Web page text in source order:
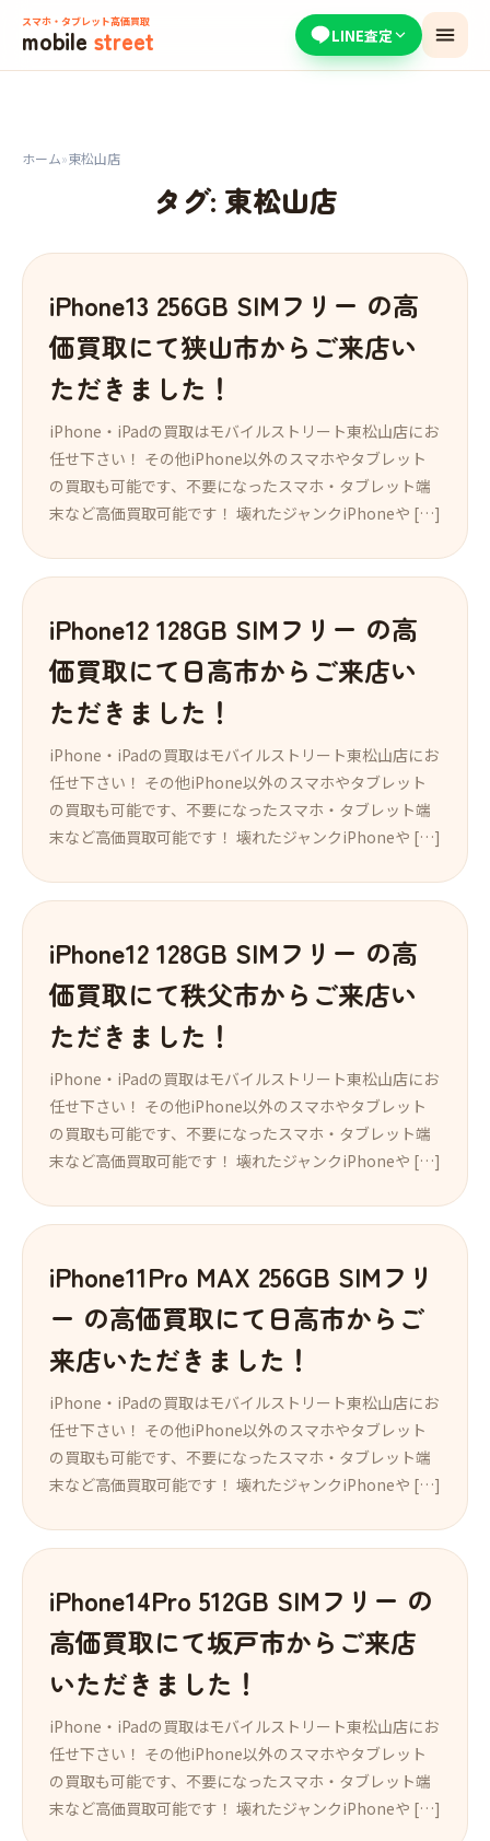
スマホ・タブレット高価買取
mobile street LINE査定
ホーム»東松山店
タグ: 東松山店
iPhone13 256GB SIMフリー の高
価買取にて狭山市からご来店い
ただきました！
iPhone・iPadの買取はモバイルストリート東松山店にお
任せ下さい！ その他iPhone以外のスマホやタブレット
の買取も可能です、不要になったスマホ・タブレット端
末など高価買取可能です！ 壊れたジャンクiPhoneや […]
iPhone12 128GB SIMフリー の高
価買取にて日高市からご来店い
ただきました！
iPhone・iPadの買取はモバイルストリート東松山店にお
任せ下さい！ その他iPhone以外のスマホやタブレット
の買取も可能です、不要になったスマホ・タブレット端
末など高価買取可能です！ 壊れたジャンクiPhoneや […]
iPhone12 128GB SIMフリー の高
価買取にて秩父市からご来店い
ただきました！
iPhone・iPadの買取はモバイルストリート東松山店にお
任せ下さい！ その他iPhone以外のスマホやタブレット
の買取も可能です、不要になったスマホ・タブレット端
末など高価買取可能です！ 壊れたジャンクiPhoneや […]
iPhone11Pro MAX 256GB SIMフリ
ー の高価買取にて日高市からご
来店いただきました！
iPhone・iPadの買取はモバイルストリート東松山店にお
任せ下さい！ その他iPhone以外のスマホやタブレット
の買取も可能です、不要になったスマホ・タブレット端
末など高価買取可能です！ 壊れたジャンクiPhoneや […]
iPhone14Pro 512GB SIMフリー の
高価買取にて坂戸市からご来店
いただきました！
iPhone・iPadの買取はモバイルストリート東松山店にお
任せ下さい！ その他iPhone以外のスマホやタブレット
の買取も可能です、不要になったスマホ・タブレット端
末など高価買取可能です！ 壊れたジャンクiPhoneや […]